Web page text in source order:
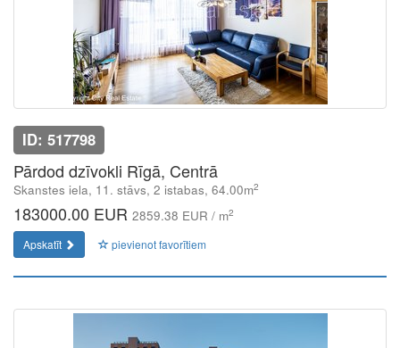
ID: 517798
Pārdod dzīvokli Rīgā, Centrā
Skanstes iela, 11. stāvs, 2 istabas, 64.00m2
183000.00 EUR 2859.38 EUR / m2
Apskatīt pievienot favorītiem